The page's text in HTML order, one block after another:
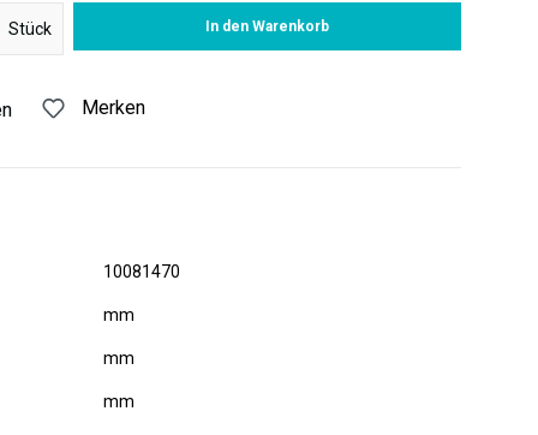
Stück
In den Warenkorb
Merken
10081470
mm
mm
mm